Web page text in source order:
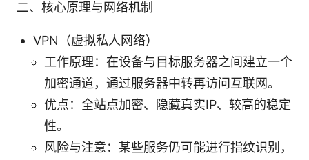
二、核心原理与网络机制
VPN（虚拟私人网络）
工作原理：在设备与目标服务器之间建立一个
加密通道，通过服务器中转再访问互联网。
优点：全站点加密、隐藏真实IP、较高的稳定
性。
风险与注意：某些服务仍可能进行指纹识别，